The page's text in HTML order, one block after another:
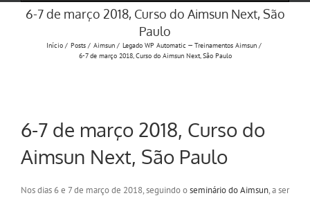
6-7 de março 2018, Curso do Aimsun Next, São
Paulo
Início Posts Aimsun
Legado WP Automatic — Treinamentos Aimsun
6-7 de março 2018, Curso do Aimsun Next, São Paulo
6-7 de março 2018, Curso do
Aimsun Next, São Paulo
Nos dias 6 e 7 de março de 2018, seguindo oseminário do Aimsun, a ser